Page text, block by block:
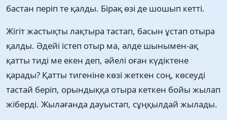
бастан періп те қалды. Бірақ өзі де шошып кетті.
Жігіт жастықты лақтыра тастап, басын ұстап отыра
қалды. Әдейі істеп отыр ма, әлде шынымен-ақ
қатты тиді ме екен деп, әйелі оған күдіктене
қарады? Қатты тигеніне көзі жеткен соң, көсеуді
тастай беріп, орындыққа отыра кеткен бойы жылап
жіберді. Жылағанда дауыстап, сұңқылдай жылады.